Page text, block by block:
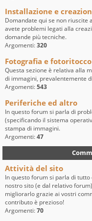
Installazione e
Domandate qui se non riuscite
avete problemi legati alla
domande più tecniche.
Argomenti:320
Fotografia e fotoritocco
Questa sezione è relativa alla
di immagini, prevalentemente
Argomenti:543
Periferiche ed altro
In questo forum si parla di
(specificando il sistema
stampa di immagini.
Argomenti:47
Attività del sito
In questo forum si parla di
nostro sito (e dal relativo
migliorarlo grazie ai vostri
contributo è prezioso!
Argomenti:70